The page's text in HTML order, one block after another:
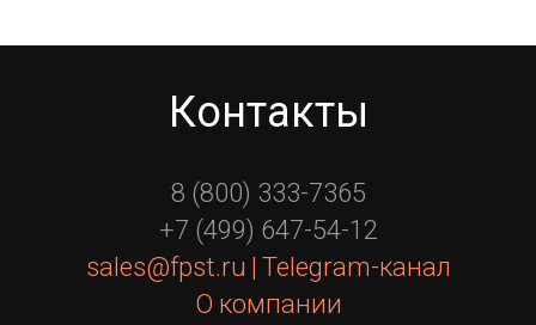
Контакты
8 (800) 333-7365
+7 (499) 647-54-12
sales@fpst.ru | Telegram-канал
О компании